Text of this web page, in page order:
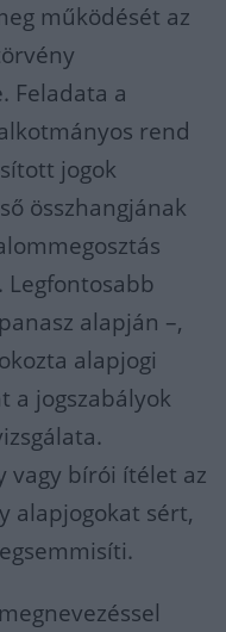
működését az
Feladata a
rend
jogok
összhangjának
alapján –,
alapjogi
a jogszabályok
vagy bírói ítélet az
alapjogokat sért,